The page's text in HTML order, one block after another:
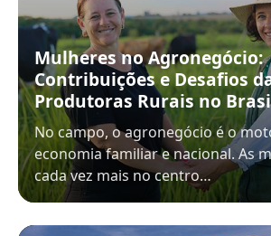
Mulheres no Agronegócio:
Contribuições e Desafios
Produtoras Rurais no
No campo, o agronegócio é o
economia familiar e nacional. As
cada vez mais no centro…